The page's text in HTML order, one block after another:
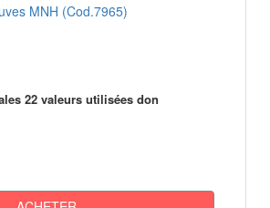
22 valeurs utilisées don